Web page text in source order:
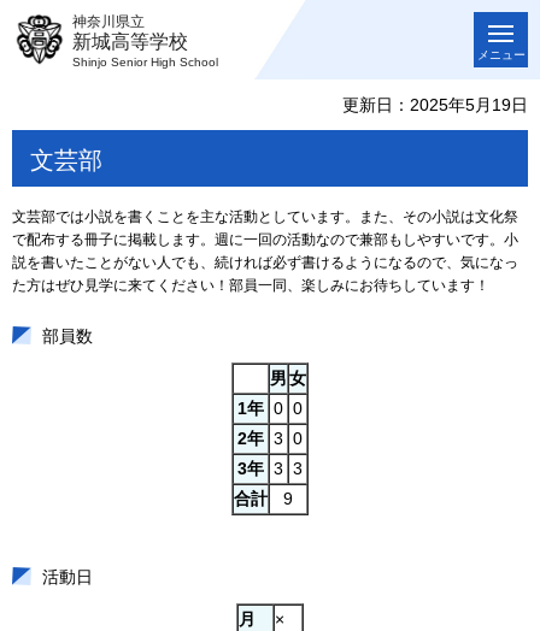
神奈川県立
新城高等学校
Shinjo Senior High School
メニュー
更新日：2025年5月19日
文芸部
文芸部では小説を書くことを主な活動としています。また、その小説は文化祭
で配布する冊子に掲載します。週に一回の活動なので兼部もしやすいです。小
説を書いたことがない人でも、続ければ必ず書けるようになるので、気になっ
た方はぜひ見学に来てください！部員一同、楽しみにお待ちしています！
部員数
男女
1年 0 0
2年 3 0
3年 3 3
合計
9
活動日
月
×